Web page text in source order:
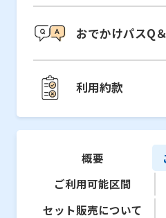
おでかけパスQ
利用約款
概要
ご利用可能区間
セット販売について